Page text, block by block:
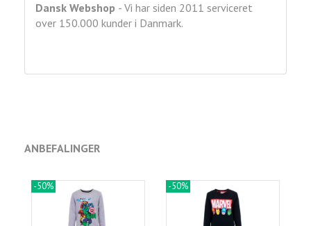
Dansk Webshop - Vi har siden 2011 serviceret
over 150.000 kunder i Danmark.
ANBEFALINGER
-50% -50%